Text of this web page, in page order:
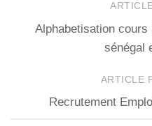
Alphabetisation
sénégal
ARTICLE
Recrutement